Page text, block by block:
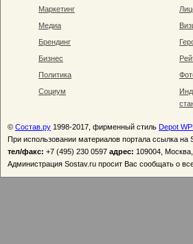
Маркетинг
Медиа
Брендинг
Бизнес
Политика
Социум
© Состав.ру 1998-2017, фирменный стиль Depot
При использовании материалов портала ссылка на
тел/факс: +7 (495) 230 0597 адрес: 109004,
Администрация Sostav.ru просит Вас сообщать о